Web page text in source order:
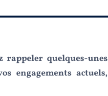
rappeler quelques-unes
engagements actuels,